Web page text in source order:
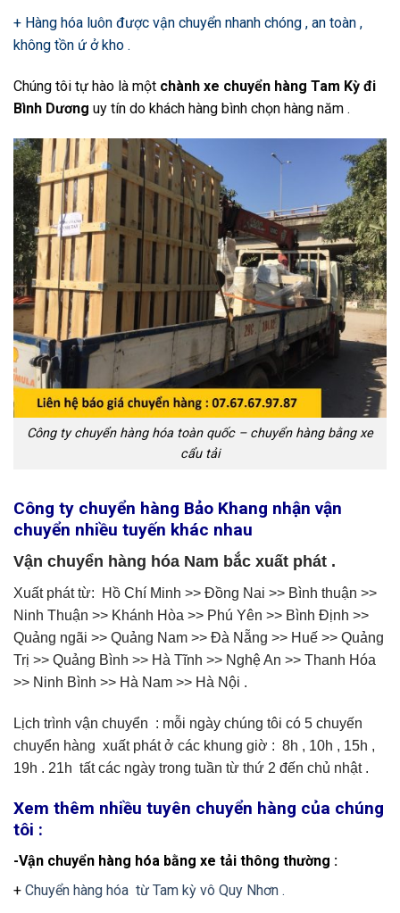
+ Hàng hóa luôn được vận chuyển nhanh chóng , an toàn ,
không tồn ứ ở kho .
Chúng tôi tự hào là một chành xe chuyển hàng Tam Kỳ đi
Bình Dương uy tín do khách hàng bình chọn hàng năm .
Công ty chuyển hàng hóa toàn quốc – chuyển hàng bằng xe
cẩu tải
Công ty chuyển hàng Bảo Khang nhận vận
chuyển nhiều tuyến khác nhau
Vận chuyển hàng hóa Nam bắc xuất phát .
Xuất phát từ: Hồ Chí Minh >> Đồng Nai >> Bình thuận >>
Ninh Thuận >> Khánh Hòa >> Phú Yên >> Bình Định >>
Quảng ngãi >> Quảng Nam >> Đà Nẵng >> Huế >> Quảng
Trị >> Quảng Bình >> Hà Tĩnh >> Nghệ An >> Thanh Hóa
>> Ninh Bình >> Hà Nam >> Hà Nội .
Lịch trình vận chuyển : mỗi ngày chúng tôi có 5 chuyến
chuyển hàng xuất phát ở các khung giờ : 8h , 10h , 15h ,
19h . 21h tất các ngày trong tuần từ thứ 2 đến chủ nhật .
Xem thêm nhiều tuyên chuyển hàng của chúng
tôi :
-Vận chuyển hàng hóa bằng xe tải thông thường :
+ Chuyển hàng hóa từ Tam kỳ vô Quy Nhơn .